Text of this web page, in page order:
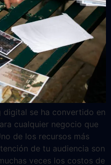
digital se ha convertido en
cualquier negocio que
de los recursos más
de tu audiencia son
veces los costos de